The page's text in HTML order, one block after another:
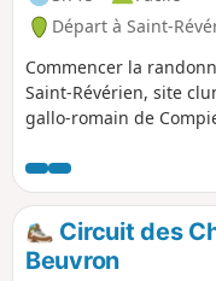
Départ à Saint-
Commencer la
Saint-Révérien, site
gallo-romain de
d’étangs avec en
chemin vous mènera
sommet d’une butte
de vue magnifique au
Circuit des
Beuvron